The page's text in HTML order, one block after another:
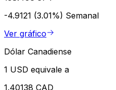
-4.9121 (3.01%) Semanal
Ver gráfico
Dólar Canadiense
1 USD equivale a
1.40138 CAD